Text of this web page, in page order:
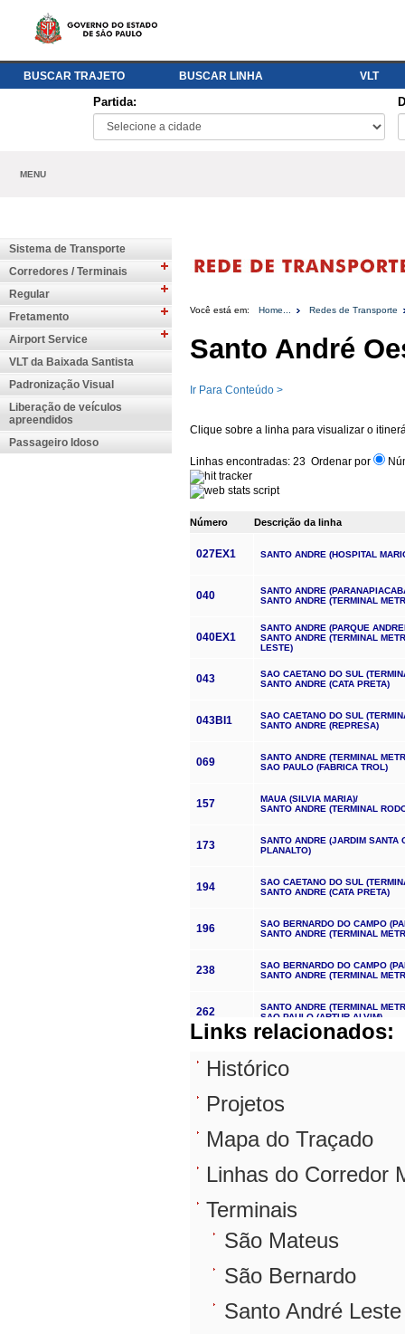
BUSCAR TRAJETO BUSCAR LINHA VLT
Partida:
MENU
Sistema de Transporte
Corredores / Terminais
Regular
Fretamento
Airport Service
VLT da Baixada Santista
Padronização Visual
Liberação de veículos
apreendidos
Passageiro Idoso
Você está em: Home... Redes de Transporte
Santo André
Links relacionados:
Histórico
Projetos
Mapa do Traçado
Linhas do Corredor
Terminais
São Mateus
São Bernardo
Santo André Leste